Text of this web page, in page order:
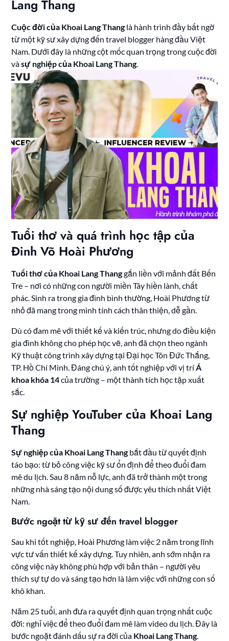
Lang Thang
Cuộc đời của Khoai Lang Thang là hành trình đầy bất ngờ
từ một kỹ sư xây dựng đến travel blogger hàng đầu Việt
Nam. Dưới đây là những cột mốc quan trọng trong cuộc đời
vàsự nghiệp của Khoai Lang Thang.
Tuổi thơ và quá trình học tập của
Đinh Võ Hoài Phương
Tuổi thơ của Khoai Lang Thanggắn liền với mảnh đất Bến
Tre – nơi có những con người miền Tây hiền lành, chất
phác. Sinh ra trong gia đình bình thường, Hoài Phương từ
nhỏ đã mang trong mình tính cách thân thiện, dễ gần.
Dù có đam mê với thiết kế và kiến trúc, nhưng do điều kiện
gia đình không cho phép học vẽ, anh đã chọn theo ngành
Kỹ thuật công trình xây dựng tại Đại học Tôn Đức Thắng,
TP. Hồ Chí Minh. Đáng chú ý, anh tốt nghiệp với vị tríÁ
khoa khóa 14của trường – một thành tích học tập xuất
sắc.
Sự nghiệp YouTuber của Khoai Lang
Thang
Sự nghiệp của Khoai Lang Thang bắt đầu từ quyết định
táo bạo: từ bỏ công việc kỹ sư ổn định để theo đuổi đam
mê du lịch. Sau 8 năm nỗ lực, anh đã trở thành một trong
những nhà sáng tạo nội dung số được yêu thích nhất Việt
Nam.
Bước ngoặt từ kỹ sư đến travel blogger
Sau khi tốt nghiệp, Hoài Phương làm việc 2 năm trong lĩnh
vực tư vấn thiết kế xây dựng. Tuy nhiên, anh sớm nhận ra
công việc này không phù hợp với bản thân – người yêu
thích sự tự do và sáng tạo hơn là làm việc với những con số
khô khan.
Năm 25 tuổi, anh đưa ra quyết định quan trọng nhất cuộc
đời: nghỉ việc để theo đuổi đam mê làm video du lịch. Đây là
bước ngoặt đánh dấu sự ra đời của Khoai Lang Thang.